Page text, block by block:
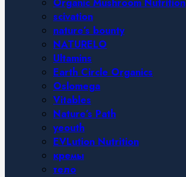
scivation
nature’s bounty
NATURELO
Ultamins
Earth Circle Organics
Oslomega
Vitables
Nature’s Path
yeouth
EVLution Nutrition
кремы
тело